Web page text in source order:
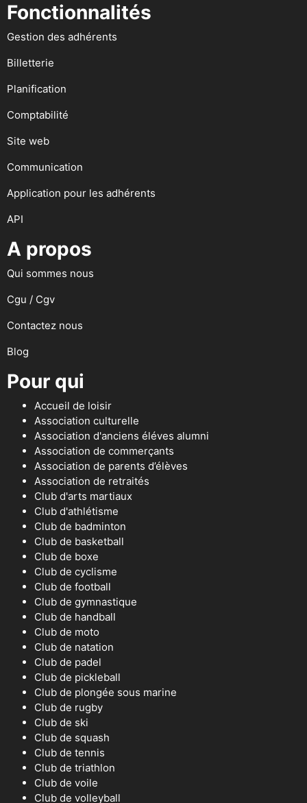
Fonctionnalités
Gestion des adhérents
Billetterie
Planification
Comptabilité
Site web
Communication
Application pour les adhérents
API
A propos
Qui sommes nous
Cgu / Cgv
Contactez nous
Blog
Pour qui
Accueil de loisir
Association culturelle
Association d'anciens éléves alumni
Association de commerçants
Association de parents d’élèves
Association de retraités
Club d'arts martiaux
Club d'athlétisme
Club de badminton
Club de basketball
Club de boxe
Club de cyclisme
Club de football
Club de gymnastique
Club de handball
Club de moto
Club de natation
Club de padel
Club de pickleball
Club de plongée sous marine
Club de rugby
Club de ski
Club de squash
Club de tennis
Club de triathlon
Club de voile
Club de volleyball